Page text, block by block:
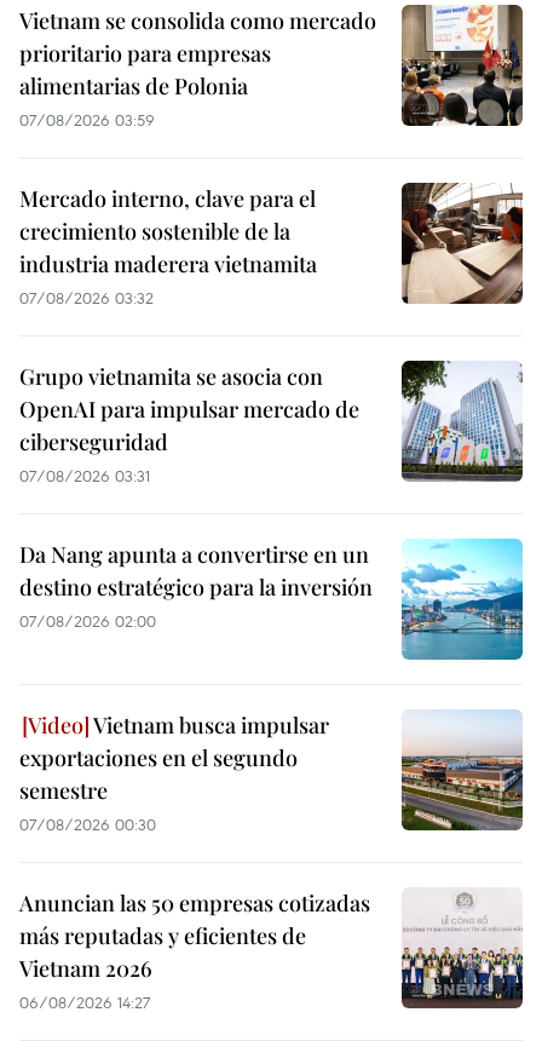
Vietnam se consolida como mercado
prioritario para empresas
alimentarias de Polonia
07/08/2026 03:59
Mercado interno, clave para el
crecimiento sostenible de la
industria maderera vietnamita
07/08/2026 03:32
Grupo vietnamita se asocia con
OpenAI para impulsar mercado de
ciberseguridad
07/08/2026 03:31
Da Nang apunta a convertirse en un
destino estratégico para la inversión
07/08/2026 02:00
Vietnam busca impulsar
exportaciones en el segundo
semestre
07/08/2026 00:30
Anuncian las 50 empresas cotizadas
más reputadas y eficientes de
Vietnam 2026
06/08/2026 14:27